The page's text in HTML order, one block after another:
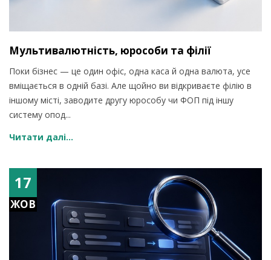
Мультивалютність, юрособи та філії
Поки бізнес — це один офіс, одна каса й одна валюта, усе
вміщається в одній базі. Але щойно ви відкриваєте філію в
іншому місті, заводите другу юрособу чи ФОП під іншу
систему опод...
Читати далі...
17
ЖОВ